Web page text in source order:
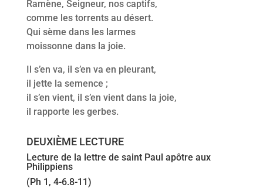
Ramène, Seigneur, nos captifs,
comme les torrents au désert.
Qui sème dans les larmes
moissonne dans la joie.
Il s’en va, il s’en va en pleurant,
il jette la semence ;
il s’en vient, il s’en vient dans la joie,
il rapporte les gerbes.
DEUXIÈME LECTURE
Lecture de la lettre de saint Paul apôtre aux
Philippiens
(Ph 1, 4-6.8-11)